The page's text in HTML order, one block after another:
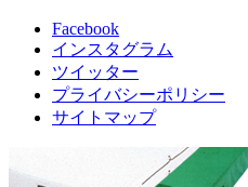
Facebook
インスタグラム
ツイッター
プライバシーポリシー
サイトマップ